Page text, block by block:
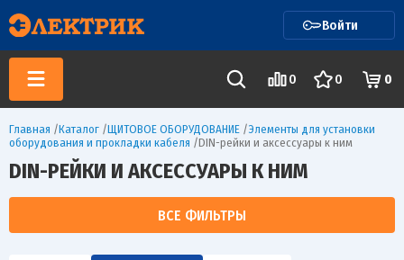
Войти
0 0 0
Главная /Каталог /ЩИТОВОЕ ОБОРУДОВАНИЕ /Элементы для установки
оборудования и прокладки кабеля /DIN-рейки и аксессуары к ним
DIN-РЕЙКИ И АКСЕССУАРЫ К НИМ
ВСЕ ФИЛЬТРЫ